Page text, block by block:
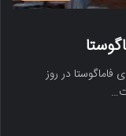
در روز